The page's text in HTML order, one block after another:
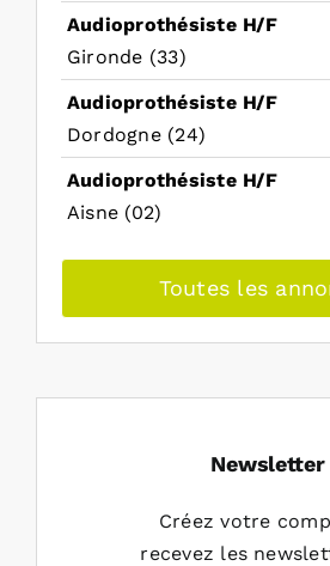
Audioprothésiste H/F
Gironde (33)
Audioprothésiste H/F
Dordogne (24)
Audioprothésiste H/F
Aisne (02)
Toutes les
Newsletter
Créez votre
recevez les